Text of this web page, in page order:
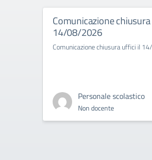
Comunicazione
14/08/2026
Comunicazione chiusura uffici il
Personale scolastico
Non docente